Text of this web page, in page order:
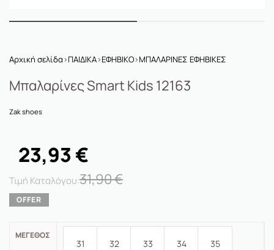
Αρχική σελίδα›ΠΑΙΔΙΚΑ›ΕΦΗΒΙΚΟ›ΜΠΑΛΑΡΙΝΕΣ ΕΦΗΒΙΚΕΣ
Μπαλαρίνες Smart Kids 12163
Zak shoes
31,90€
23,93 €
ΜΈΓΕΘΟΣ
31 32 33 34 35